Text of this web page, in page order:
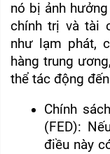
nó bị ảnh
chính trị và tài
như lạm phát,
hàng trung
thể tác động
Chính
(FED):
điều này